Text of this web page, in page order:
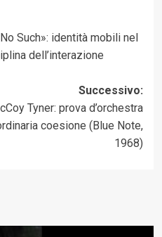
Such»: identità mobili nel
dell’interazione
Successivo:
Tyner: prova d’orchestra
coesione (Blue Note,
1968)